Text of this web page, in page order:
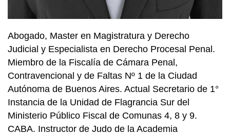
Abogado, Master en Magistratura y Derecho
Judicial y Especialista en Derecho Procesal Penal.
Miembro de la Fiscalía de Cámara Penal,
Contravencional y de Faltas Nº 1 de la Ciudad
Autónoma de Buenos Aires. Actual Secretario de 1°
Instancia de la Unidad de Flagrancia Sur del
Ministerio Público Fiscal de Comunas 4, 8 y 9.
CABA. Instructor de Judo de la Academia